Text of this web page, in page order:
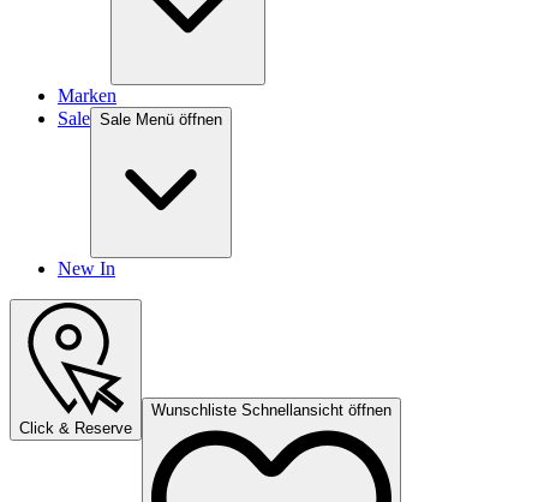
Marken
Sale Sale Menü öffnen
New In
Click & Reserve
Wunschliste Schnellansicht öffnen